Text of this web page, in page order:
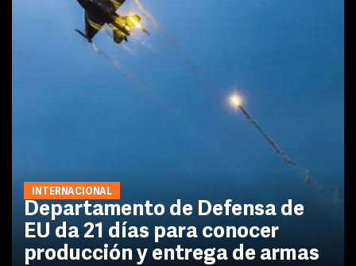
INTERNACIONAL
Departamento de Defensa de
EU da 21 días para conocer
producción y entrega de armas